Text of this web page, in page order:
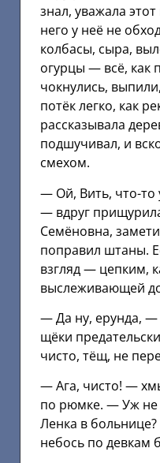
знал, уважала
него у неё не
колбасы, сыра,
огурцы — всё, как
чокнулись,
потёк легко, как
рассказывала
подшучивал, и
смехом.
— Ой, Вить, что-то
— вдруг
Семёновна,
поправил штаны.
взгляд — цепким,
выслеживающей
— Да ну, ерунда, —
щёки
чисто, тёщ, не
— Ага, чисто! —
по рюмке. — Уж не
Ленка в
небось по девкам